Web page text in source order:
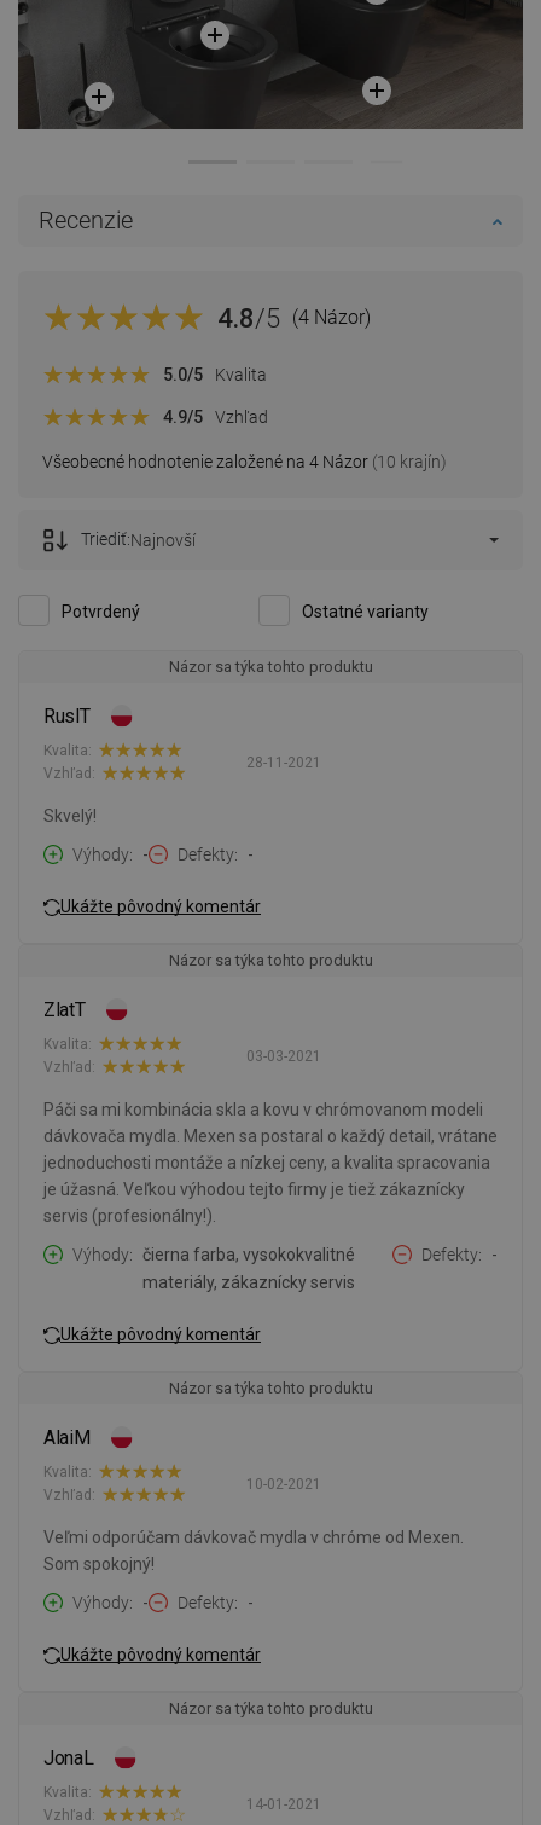
Recenzie
4.8/5 (4 Názor)
Všeobecné hodnotenie založené na 4 Názor (10 krajín)
5.0/5 Kvalita
4.9/5 Vzhľad
Potvrdený Ostatné varianty
Triediť:Najnovší
Názor sa týka tohto produktu
RuslT
28-11-2021
Kvalita:
Vzhľad:
Skvelý!
Výhody
- Defekty -
Ukážte pôvodný komentár
Názor sa týka tohto produktu
ZlatT
03-03-2021
Kvalita:
Vzhľad:
Páči sa mi kombinácia skla a kovu v chrómovanom modeli
dávkovača mydla. Mexen sa postaral o každý detail, vrátane
jednoduchosti montáže a nízkej ceny, a kvalita spracovania
je úžasná. Veľkou výhodou tejto firmy je tiež zákaznícky
servis (profesionálny!).
Výhody
čierna farba, vysokokvalitné
materiály, zákaznícky servis
Defekty -
Ukážte pôvodný komentár
Názor sa týka tohto produktu
AlaiM
10-02-2021
Kvalita:
Vzhľad:
Veľmi odporúčam dávkovač mydla v chróme od Mexen.
Som spokojný!
Výhody
- Defekty -
Ukážte pôvodný komentár
Názor sa týka tohto produktu
JonaL
14-01-2021
Kvalita:
Vzhľad: